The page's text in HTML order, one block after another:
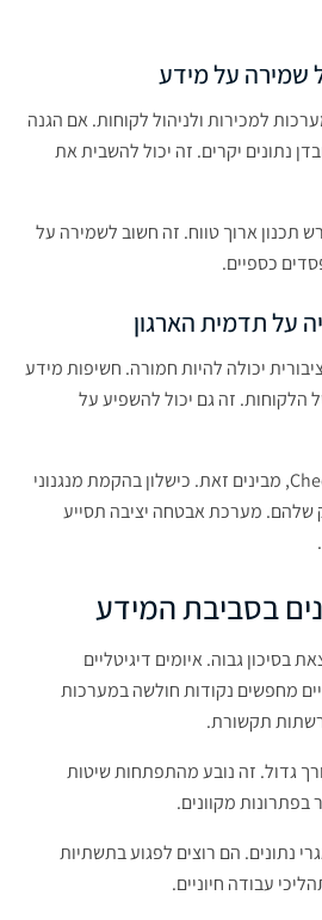
שמירה על מידע
למכירות ולניהול לקוחות. אם הגנה
נתונים יקרים. זה יכול להשבית את
ארוך טווח. זה חשוב לשמירה על
כספיים.
על תדמית הארגון
יכולה להיות חמורה. חשיפות מידע
הלקוחות. זה גם יכול להשפיע על
ארגונים רבים, כמו Check Point, מבינים זאת. כישלון בהקמת מנגנוני
שלהם. מערכת אבטחה יציבה תסייע
בסביבת המידע
בסיכון גבוה. איומים דיגיטליים
מחפשים נקודות חולשה במערכות
תקשורת.
גדול. זה נובע מהתפתחות שיטות
מקוונים.
נתונים. הם רוצים לפגוע בתשתיות
עבודה חיוניים.